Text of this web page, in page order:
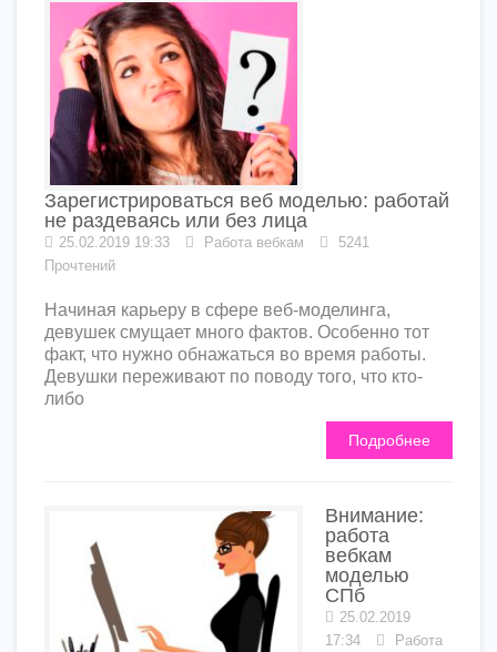
Зарегистрироваться веб моделью: работай
не раздеваясь или без лица
25.02.2019 19:33 Работа вебкам
5241
Прочтений
Начиная карьеру в сфере веб-моделинга,
девушек смущает много фактов. Особенно тот
факт, что нужно обнажаться во время работы.
Девушки переживают по поводу того, что кто-
либо
Подробнее
Внимание:
работа
вебкам
моделью
СПб
25.02.2019
17:34
Работа